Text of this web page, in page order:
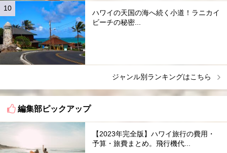
ハワイの天国の海へ続く小道！ラニカイ
ビーチの秘密...
ジャンル別ランキングはこちら
編集部ピックアップ
【2023年完全版】ハワイ旅行の費用・
予算・旅費まとめ。飛行機代...